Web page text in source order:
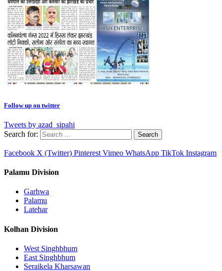
Follow up on twitter
Tweets by azad_sipahi
Search for:
Facebook X (Twitter) Pinterest Vimeo WhatsApp TikTok Instagram
Palamu Division
Garhwa
Palamu
Latehar
Kolhan Division
West Singhbhum
East Singhbhum
Seraikela Kharsawan